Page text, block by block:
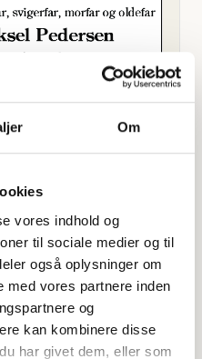
Om
vores indhold og
til sociale medier og til
også oplysninger om
med vores partnere inden
og
kan kombinere disse
har givet dem, eller som
d. 17. juli 2024
Ø